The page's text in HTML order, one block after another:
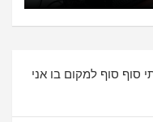
סוף סוף למקום בו אני